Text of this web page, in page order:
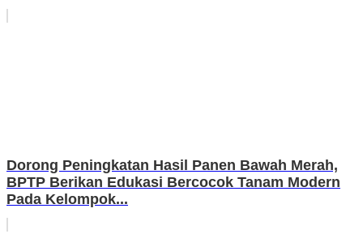
Dorong Peningkatan Hasil Panen Bawah Merah,
BPTP Berikan Edukasi Bercocok Tanam Modern
Pada Kelompok...